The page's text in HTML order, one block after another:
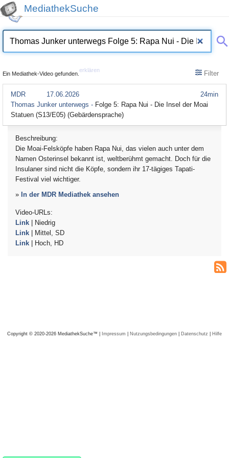
MediathekSuche
Ein Mediathek-Video gefunden.
erklären Filter
24min
MDR
17.06.2026
Thomas Junker unterwegs - Folge 5: Rapa Nui - Die Insel der Moai
Statuen (S13/E05) (Gebärdensprache)
Beschreibung:
Die Moai-Felsköpfe haben Rapa Nui, das vielen auch unter dem
Namen Osterinsel bekannt ist, weltberühmt gemacht. Doch für die
Insulaner sind nicht die Köpfe, sondern ihr 17-tägiges Tapati-
Festival viel wichtiger.
» In der MDR Mediathek ansehen
Video-URLs:
Link | Niedrig
Link | Mittel, SD
Link | Hoch, HD
Copyright © 2020-2026 MediathekSuche™ | Impressum | Nutzungsbedingungen | Datenschutz | Hilfe